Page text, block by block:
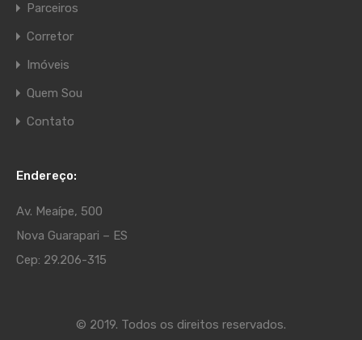
Parceiros
Corretor
Imóveis
Quem Sou
Contato
Endereço:
Av. Meaípe, 500
Nova Guarapari – ES
Cep: 29.206-315
© 2019. Todos os direitos reservados.